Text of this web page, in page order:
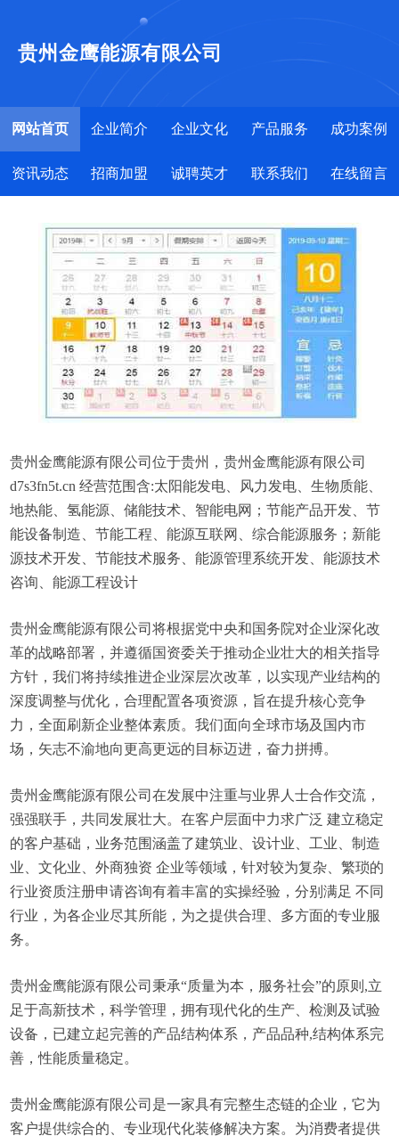
贵州金鹰能源有限公司
网站首页 企业简介 企业文化 产品服务 成功案例
资讯动态 招商加盟 诚聘英才 联系我们 在线留言
贵州金鹰能源有限公司位于贵州，贵州金鹰能源有限公司
d7s3fn5t.cn 经营范围含:太阳能发电、风力发电、生物质能、
地热能、氢能源、储能技术、智能电网；节能产品开发、节
能设备制造、节能工程、能源互联网、综合能源服务；新能
源技术开发、节能技术服务、能源管理系统开发、能源技术
咨询、能源工程设计
贵州金鹰能源有限公司将根据党中央和国务院对企业深化改
革的战略部署，并遵循国资委关于推动企业壮大的相关指导
方针，我们将持续推进企业深层次改革，以实现产业结构的
深度调整与优化，合理配置各项资源，旨在提升核心竞争
力，全面刷新企业整体素质。我们面向全球市场及国内市
场，矢志不渝地向更高更远的目标迈进，奋力拼搏。
贵州金鹰能源有限公司在发展中注重与业界人士合作交流，
强强联手，共同发展壮大。在客户层面中力求广泛 建立稳定
的客户基础，业务范围涵盖了建筑业、设计业、工业、制造
业、文化业、外商独资 企业等领域，针对较为复杂、繁琐的
行业资质注册申请咨询有着丰富的实操经验，分别满足 不同
行业，为各企业尽其所能，为之提供合理、多方面的专业服
务。
贵州金鹰能源有限公司秉承“质量为本，服务社会”的原则,立
足于高新技术，科学管理，拥有现代化的生产、检测及试验
设备，已建立起完善的产品结构体系，产品品种,结构体系完
善，性能质量稳定。
贵州金鹰能源有限公司是一家具有完整生态链的企业，它为
客户提供综合的、专业现代化装修解决方案。为消费者提供